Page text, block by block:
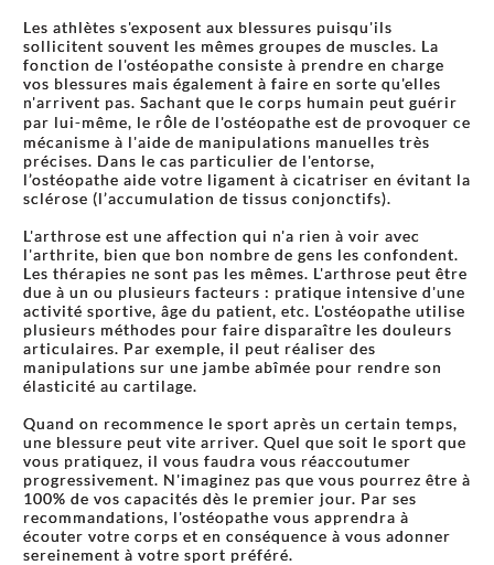
Les athlètes s'exposent aux blessures puisqu'ils
sollicitent souvent les mêmes groupes de muscles. La
fonction de l'ostéopathe consiste à prendre en charge
vos blessures mais également à faire en sorte qu'elles
n'arrivent pas. Sachant que le corps humain peut guérir
par lui-même, le rôle de l'ostéopathe est de provoquer ce
mécanisme à l'aide de manipulations manuelles très
précises. Dans le cas particulier de l'entorse,
l’ostéopathe aide votre ligament à cicatriser en évitant la
sclérose (l’accumulation de tissus conjonctifs).
L'arthrose est une affection qui n'a rien à voir avec
l'arthrite, bien que bon nombre de gens les confondent.
Les thérapies ne sont pas les mêmes. L'arthrose peut être
due à un ou plusieurs facteurs : pratique intensive d'une
activité sportive, âge du patient, etc. L'ostéopathe utilise
plusieurs méthodes pour faire disparaître les douleurs
articulaires. Par exemple, il peut réaliser des
manipulations sur une jambe abîmée pour rendre son
élasticité au cartilage.
Quand on recommence le sport après un certain temps,
une blessure peut vite arriver. Quel que soit le sport que
vous pratiquez, il vous faudra vous réaccoutumer
progressivement. N'imaginez pas que vous pourrez être à
100% de vos capacités dès le premier jour. Par ses
recommandations, l'ostéopathe vous apprendra à
écouter votre corps et en conséquence à vous adonner
sereinement à votre sport préféré.